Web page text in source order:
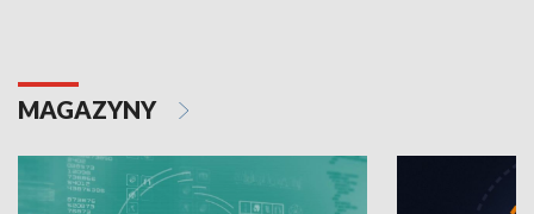
MAGAZYNY